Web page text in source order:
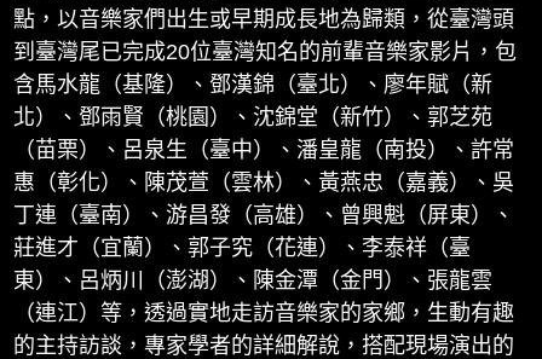
點，以音樂家們出生或早期成長地為歸類，從臺灣頭
到臺灣尾已完成20位臺灣知名的前輩音樂家影片，包
含馬水龍（基隆）、鄧漢錦（臺北）、廖年賦（新
北）、鄧雨賢（桃園）、沈錦堂（新竹）、郭芝苑
（苗栗）、呂泉生（臺中）、潘皇龍（南投）、許常
惠（彰化）、陳茂萱（雲林）、黃燕忠（嘉義）、吳
丁連（臺南）、游昌發（高雄）、曾興魁（屏東）、
莊進才（宜蘭）、郭子究（花連）、李泰祥（臺
東）、呂炳川（澎湖）、陳金潭（金門）、張龍雲
（連江）等，透過實地走訪音樂家的家鄉，生動有趣
的主持訪談，專家學者的詳細解說，搭配現場演出的